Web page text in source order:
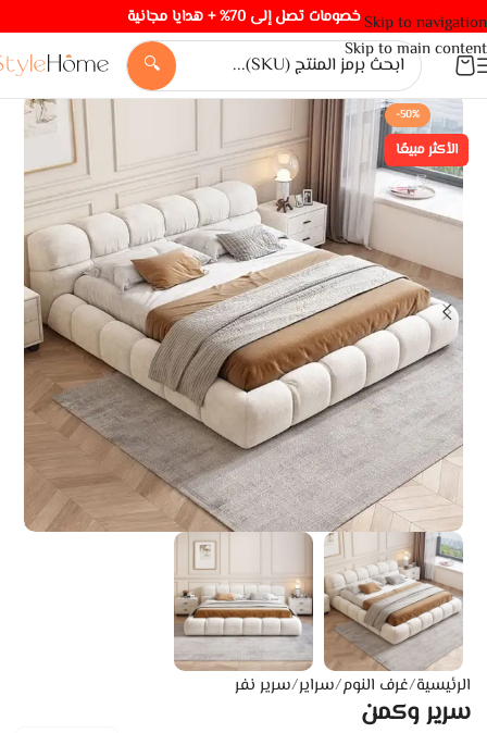
Skip to navigation
Skip to main content
خصومات تصل إلى 70% + هدايا مجانية
🔍
-50%
الأكثر مبيعًا
الرئيسية/غرف النوم/سراير/سرير نفر
سرير وكمن